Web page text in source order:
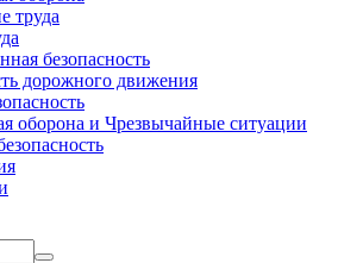
труда
безопасность
дорожного движения
оборона и Чрезвычайные ситуации